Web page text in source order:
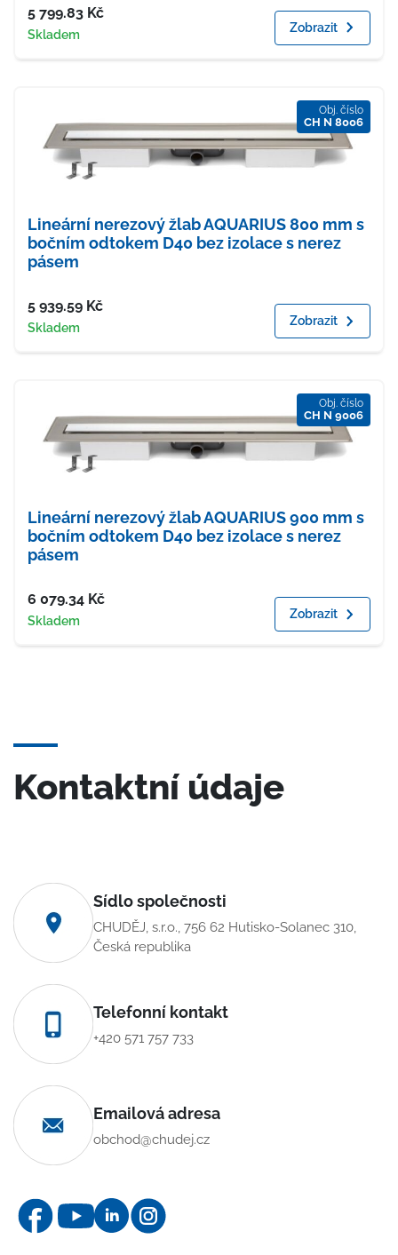
Cena
5 799.83 Kč
Dostupnost
Skladem Zobrazit
Obj. číslo
CH N 8006
Lineární nerezový žlab AQUARIUS 800 mm s
bočním odtokem D40 bez izolace s nerez
pásem
Cena
5 939.59 Kč
Dostupnost
Skladem Zobrazit
Obj. číslo
CH N 9006
Lineární nerezový žlab AQUARIUS 900 mm s
bočním odtokem D40 bez izolace s nerez
pásem
Cena
6 079.34 Kč
Dostupnost
Skladem Zobrazit
Kontaktní údaje
Sídlo společnosti
CHUDĚJ, s.r.o., 756 62 Hutisko-Solanec 310,
Česká republika
Telefonní kontakt
+420 571 757 733
Emailová adresa
obchod@chudej.cz